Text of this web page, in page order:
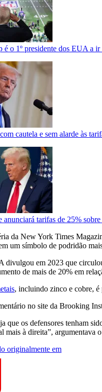
é o 1º presidente dos EUA a
cautela e sem alarde às
anunciará tarifas de 25%
da New York Times
um símbolo de podridão
divulgou em 2023 que
de mais de 20% em
, incluindo zinco e cobre, é
no site da Brooking
que os defensores tenham
mais à direita”, argumentava
originalmente em